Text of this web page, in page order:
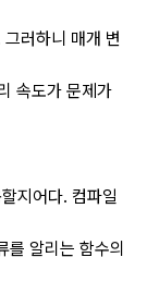
러하니 매개 변
속도가 문제가
지어다. 컴파일
알리는 함수의